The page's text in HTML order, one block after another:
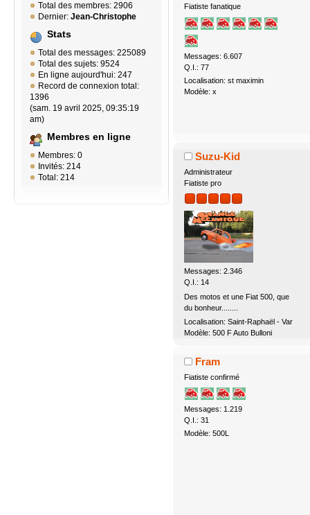
Total des membres: 2906
Dernier: Jean-Christophe
Stats
Total des messages: 225089
Total des sujets: 9524
En ligne aujourd'hui: 247
Record de connexion total:
1396
(sam. 19 avril 2025, 09:35:19
am)
Membres en ligne
Membres: 0
Invités: 214
Total: 214
Fiatiste fanatique
Messages: 6.607
Q.I.: 77
Localisation: st maximin
Modèle: x
Suzu-Kid
Administrateur
Fiatiste pro
Messages: 2.346
Q.I.: 14
Des motos et une Fiat 500, que
du bonheur........
Localisation: Saint-Raphaël - Var
Modèle: 500 F Auto Bulloni
Fram
Fiatiste confirmé
Messages: 1.219
Q.I.: 31
Modèle: 500L